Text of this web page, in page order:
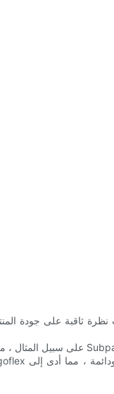
ثاقبة على جودة